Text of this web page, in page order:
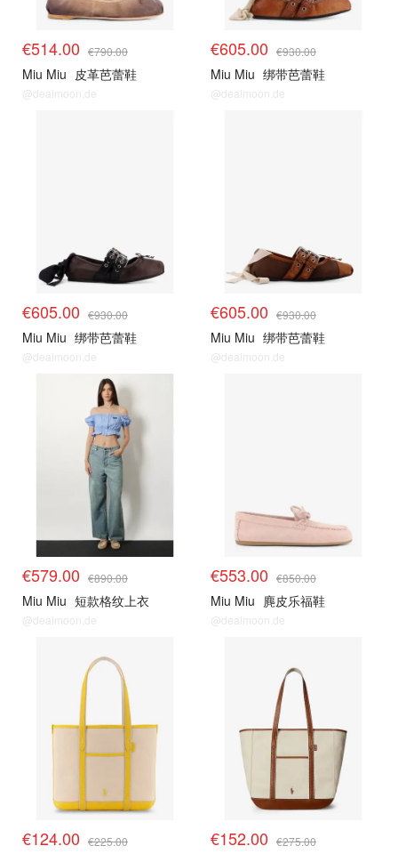
€514.00 €790.00
Miu Miu 皮革芭蕾鞋
@dealmoon.de
€605.00 €930.00
Miu Miu 绑带芭蕾鞋
@dealmoon.de
€605.00 €930.00
Miu Miu 绑带芭蕾鞋
@dealmoon.de
€605.00 €930.00
Miu Miu 绑带芭蕾鞋
@dealmoon.de
€579.00 €890.00
Miu Miu 短款格纹上衣
@dealmoon.de
€553.00 €850.00
Miu Miu 麂皮乐福鞋
@dealmoon.de
€124.00 €225.00 €152.00 €275.00